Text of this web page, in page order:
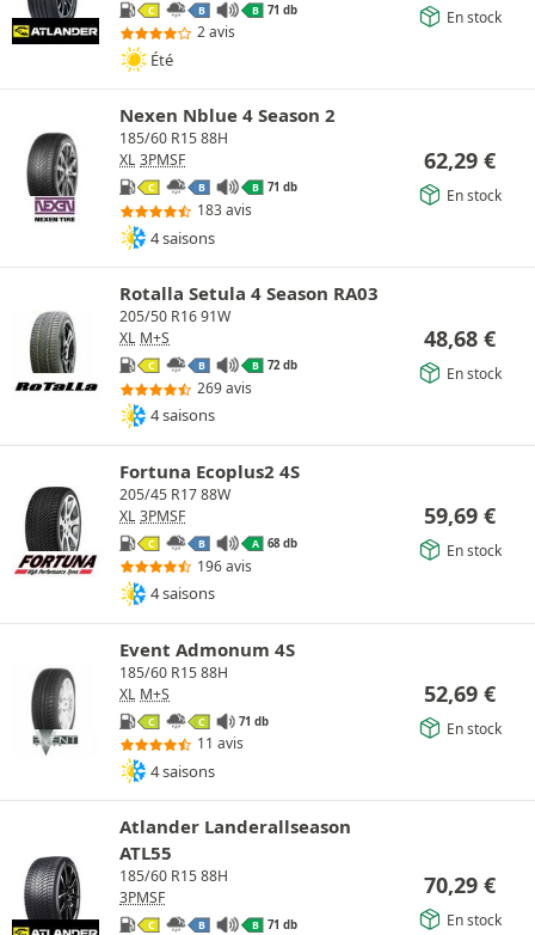
C B B 71 db
2 avis
Été
En stock
Nexen Nblue 4 Season 2
185/60 R15 88H
XL 3PMSF
C B B 71 db
183 avis
4 saisons
62,29 €
En stock
Rotalla Setula 4 Season RA03
205/50 R16 91W
XL M+S
C B B 72 db
269 avis
4 saisons
48,68 €
En stock
Fortuna Ecoplus2 4S
205/45 R17 88W
XL 3PMSF
C B A 68 db
196 avis
4 saisons
59,69 €
En stock
Event Admonum 4S
185/60 R15 88H
XL M+S
C C 71 db
11 avis
4 saisons
52,69 €
En stock
Atlander Landerallseason
ATL55
185/60 R15 88H
3PMSF
C B B 71 db
70,29 €
En stock